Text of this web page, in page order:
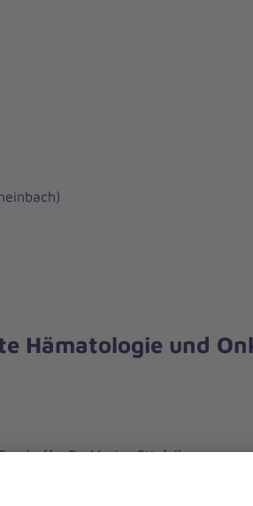
Hämatologie und
Dr. Marius Stiefelhagen